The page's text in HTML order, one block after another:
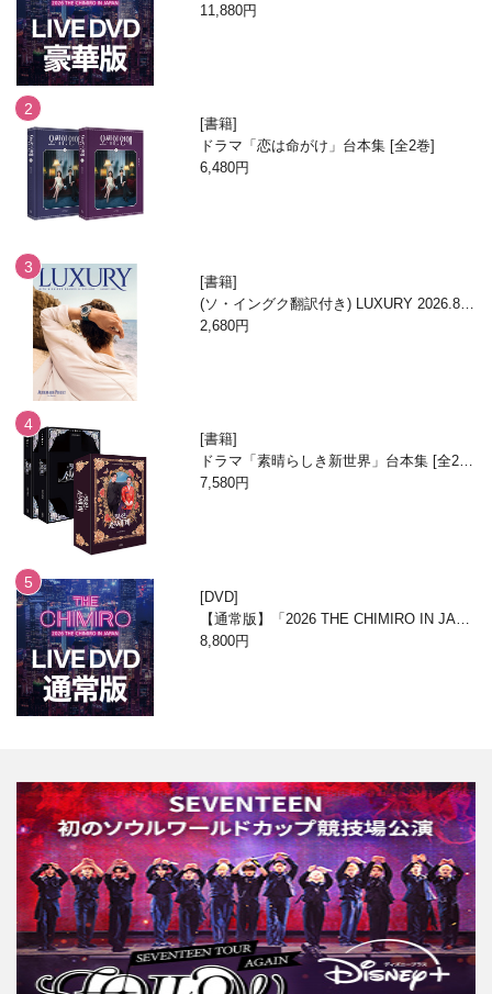
N」DVD
11,880円
書籍
ドラマ「恋は命がけ」台本集 [全2巻]
6,480円
書籍
(ソ・イングク翻訳付き) LUXURY 2026.8月
号
2,680円
書籍
ドラマ「素晴らしき新世界」台本集 [全2
巻/ブックケースエディション]
7,580円
DVD
【通常版】「2026 THE CHIMIRO IN JAPA
N」DVD
8,800円